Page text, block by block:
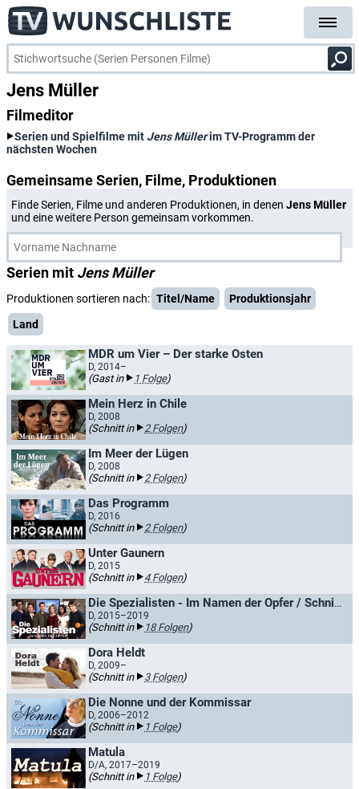
Jens Müller
Filmeditor
Serien und Spielfilme mit Jens Müllerim TV-Programm der
nächsten Wochen
Gemeinsame Serien, Filme, Produktionen
Finde Serien, Filme und anderen Produktionen, in denen Jens Müller
und eine weitere Person gemeinsam vorkommen.
Serien mit Jens Müller
Produktionen sortieren nach: Titel/Name
Produktionsjahr
Land
MDR um Vier – Der starke Osten
D, 2014–
(Gast in 1 Folge)
Mein Herz in Chile
D, 2008
(Schnitt in 2 Folgen)
Im Meer der Lügen
D, 2008
(Schnitt in 2 Folgen)
Das Programm
D, 2016
(Schnitt in 2 Folgen)
Unter Gaunern
D, 2015
(Schnitt in 4 Folgen)
Die Spezialisten - Im Namen der Opfer / Schnitt für Schnitt
D, 2015–2019
(Schnitt in 18 Folgen)
Dora Heldt
D, 2009–
(Schnitt in 3 Folgen)
Die Nonne und der Kommissar
D, 2006–2012
(Schnitt in 1 Folge)
Matula
D/A, 2017–2019
(Schnitt in 1 Folge)